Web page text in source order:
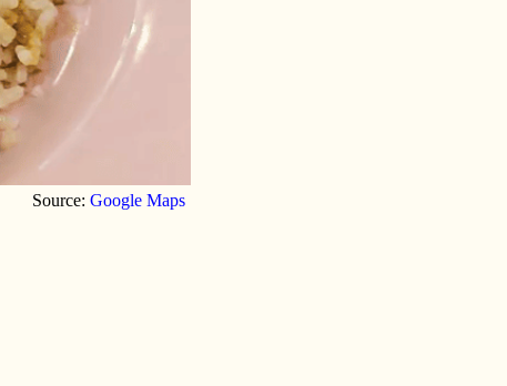
Source: Google Maps